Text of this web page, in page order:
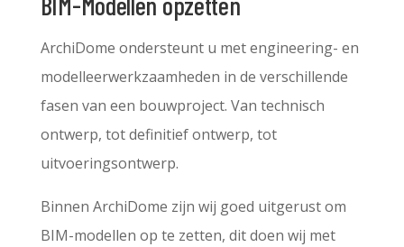
ArchiDome ondersteunt u met engineering- en
modelleerwerkzaamheden in de verschillende
fasen van een bouwproject. Van technisch
ontwerp, tot definitief ontwerp, tot
uitvoeringsontwerp.
Binnen ArchiDome zijn wij goed uitgerust om
BIM-modellen op te zetten, dit doen wij met